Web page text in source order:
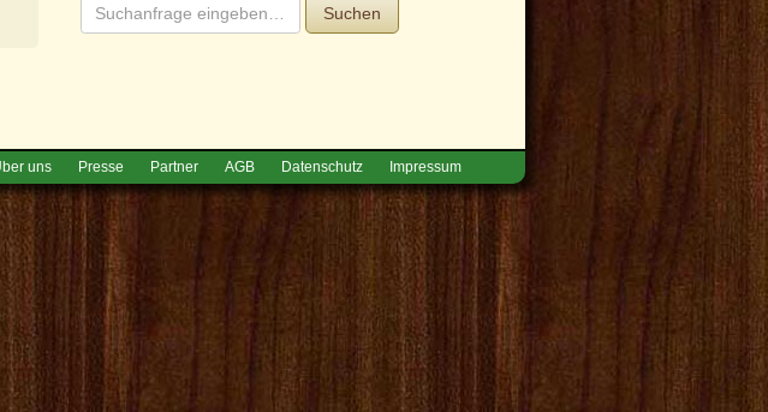
Suchen
uns Presse Partner AGB Datenschutz Impressum